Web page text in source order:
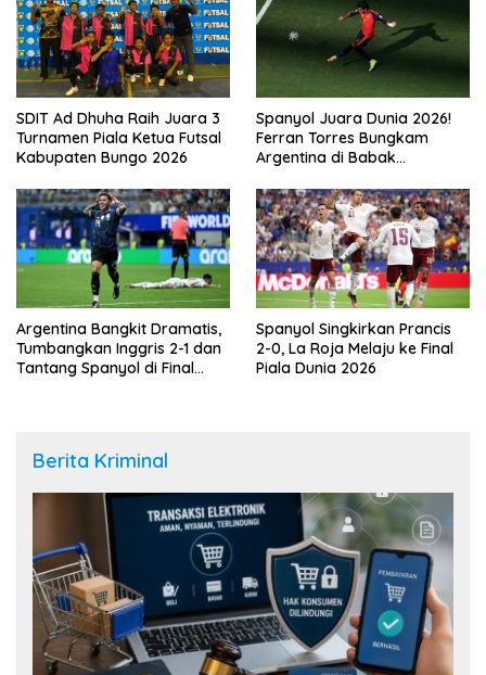
SDIT Ad Dhuha Raih Juara 3
Turnamen Piala Ketua Futsal
Kabupaten Bungo 2026
Spanyol Juara Dunia 2026!
Ferran Torres Bungkam
Argentina di Babak
Argentina Bangkit Dramatis,
Tumbangkan Inggris 2-1 dan
Tantang Spanyol di Final
Spanyol Singkirkan Prancis
2-0, La Roja Melaju ke Final
Piala Dunia 2026
Berita Kriminal